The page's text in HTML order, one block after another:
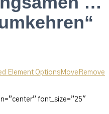
Element Options Move Remove
font_size=”25″